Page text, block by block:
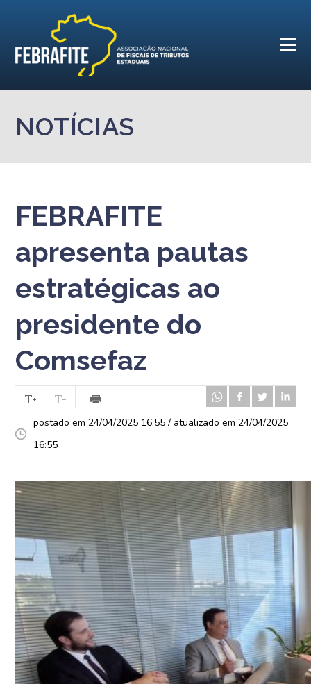
NOTÍCIAS
FEBRAFITE
apresenta pautas
estratégicas ao
presidente do
Comsefaz
postado em 24/04/2025 16:55 / atualizado em 24/04/2025
16:55